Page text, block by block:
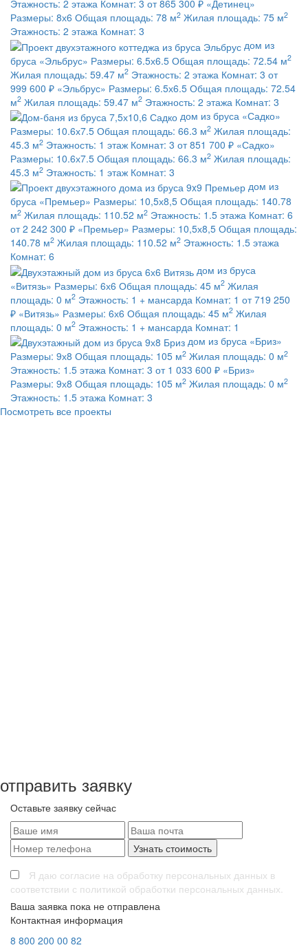
Этажность: 2 этажа Комнат: 3 от 865 300 ₽ «Детинец»
Размеры: 8х6 Общая площадь: 78 м2 Жилая площадь: 75 м2
Этажность: 2 этажа Комнат: 3
дом из
бруса «Эльбрус» Размеры: 6.5х6.5 Общая площадь: 72.54 м2
Жилая площадь: 59.47 м2 Этажность: 2 этажа Комнат: 3 от
999 600 ₽ «Эльбрус» Размеры: 6.5х6.5 Общая площадь: 72.54
м2 Жилая площадь: 59.47 м2 Этажность: 2 этажа Комнат: 3
дом из бруса «Садко»
Размеры: 10.6х7.5 Общая площадь: 66.3 м2 Жилая площадь:
45.3 м2 Этажность: 1 этаж Комнат: 3 от 851 700 ₽ «Садко»
Размеры: 10.6х7.5 Общая площадь: 66.3 м2 Жилая площадь:
45.3 м2 Этажность: 1 этаж Комнат: 3
дом из
бруса «Премьер» Размеры: 10,5х8,5 Общая площадь: 140.78
м2 Жилая площадь: 110.52 м2 Этажность: 1.5 этажа Комнат: 6
от 2 242 300 ₽ «Премьер» Размеры: 10,5х8,5 Общая площадь:
140.78 м2 Жилая площадь: 110.52 м2 Этажность: 1.5 этажа
Комнат: 6
дом из бруса
«Витязь» Размеры: 6х6 Общая площадь: 45 м2 Жилая
площадь: 0 м2 Этажность: 1 + мансарда Комнат: 1 от 719 250
₽ «Витязь» Размеры: 6х6 Общая площадь: 45 м2 Жилая
площадь: 0 м2 Этажность: 1 + мансарда Комнат: 1
дом из бруса «Бриз»
Размеры: 9х8 Общая площадь: 105 м2 Жилая площадь: 0 м2
Этажность: 1.5 этажа Комнат: 3 от 1 033 600 ₽ «Бриз»
Размеры: 9х8 Общая площадь: 105 м2 Жилая площадь: 0 м2
Этажность: 1.5 этажа Комнат: 3
Посмотреть все проекты
отправить заявку
Оставьте заявку сейчас
Я даю согласие на обработку персональных данных в
соответствии с политикой обработки персональных данных.
Ваша заявка пока не отправлена
Контактная информация
8 800 200 00 82